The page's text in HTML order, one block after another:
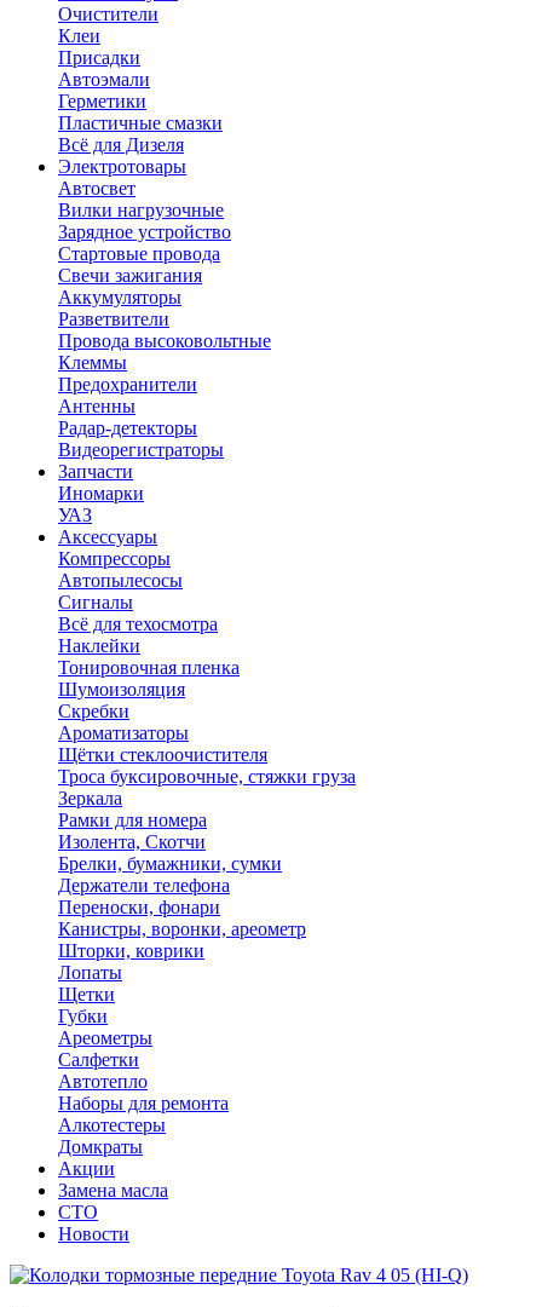
Очистители
Клеи
Присадки
Автоэмали
Герметики
Пластичные смазки
Всё для Дизеля
Электротовары
Автосвет
Вилки нагрузочные
Зарядное устройство
Стартовые провода
Свечи зажигания
Аккумуляторы
Разветвители
Провода высоковольтные
Клеммы
Предохранители
Антенны
Радар-детекторы
Видеорегистраторы
Запчасти
Иномарки
УАЗ
Аксесcуары
Компрессоры
Автопылесосы
Сигналы
Всё для техосмотра
Наклейки
Тонировочная пленка
Шумоизоляция
Скребки
Ароматизаторы
Щётки стеклоочистителя
Троса буксировочные, стяжки груза
Зеркала
Рамки для номера
Изолента, Скотчи
Брелки, бумажники, сумки
Держатели телефона
Переноски, фонари
Канистры, воронки, ареометр
Шторки, коврики
Лопаты
Щетки
Губки
Ареометры
Салфетки
Автотепло
Наборы для ремонта
Алкотестеры
Домкраты
Акции
Замена масла
СТО
Новости